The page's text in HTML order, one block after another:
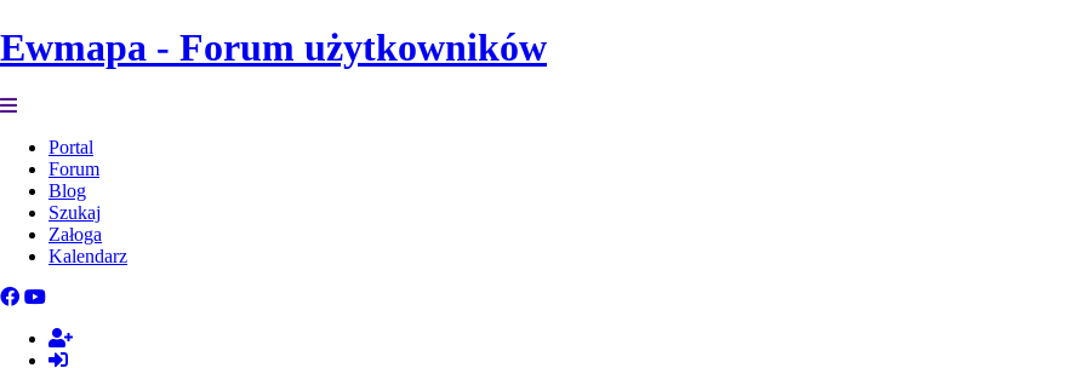
Ewmapa - Forum użytkowników
Portal
Forum
Blog
Szukaj
Załoga
Kalendarz